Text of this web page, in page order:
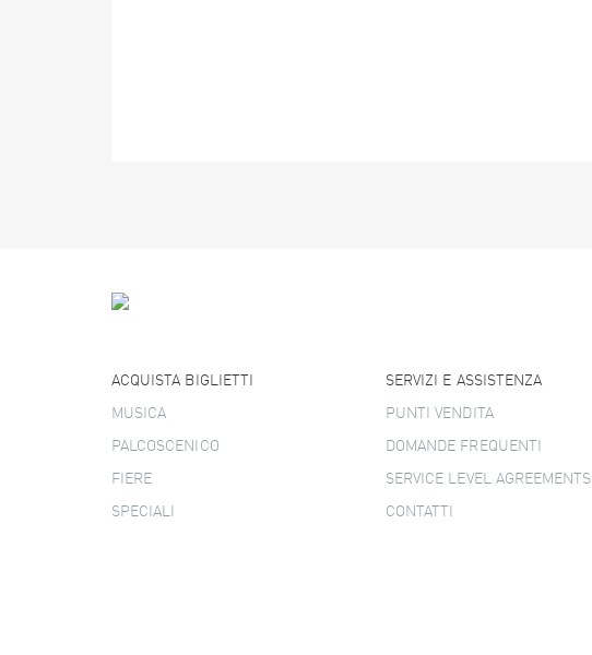
ACQUISTA BIGLIETTI
MUSICA
PALCOSCENICO
FIERE
SPECIALI
SERVIZI E ASSISTENZA
PUNTI VENDITA
DOMANDE FREQUENTI
SERVICE LEVEL AGREEMENTS
CONTATTI